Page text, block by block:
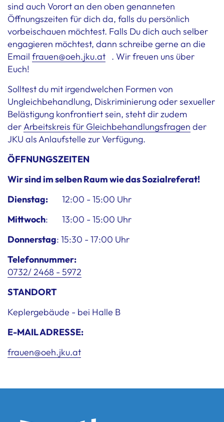
sind auch Vorort an den oben genanneten
Öffnungszeiten für dich da, falls du persönlich
vorbeischauen möchtest. Falls Du dich auch selber
engagieren möchtest, dann schreibe gerne an die
Email frauen@oeh.jku.at . Wir freuen uns über
Euch!
Solltest du mit irgendwelchen Formen von
Ungleichbehandlung, Diskriminierung oder sexueller
Belästigung konfrontiert sein, steht dir zudem
derArbeitskreis für Gleichbehandlungsfragen der
JKU als Anlaufstelle zur Verfügung.
ÖFFNUNGSZEITEN
Wir sind im selben Raum wie das Sozialreferat!
Dienstag: 12:00 - 15:00 Uhr
Mittwoch: 13:00 - 15:00 Uhr
Donnerstag: 15:30 - 17:00 Uhr
Telefonnummer:
0732/ 2468 - 5972
STANDORT
Keplergebäude - bei Halle B
E-MAIL ADRESSE:
frauen@oeh.jku.at